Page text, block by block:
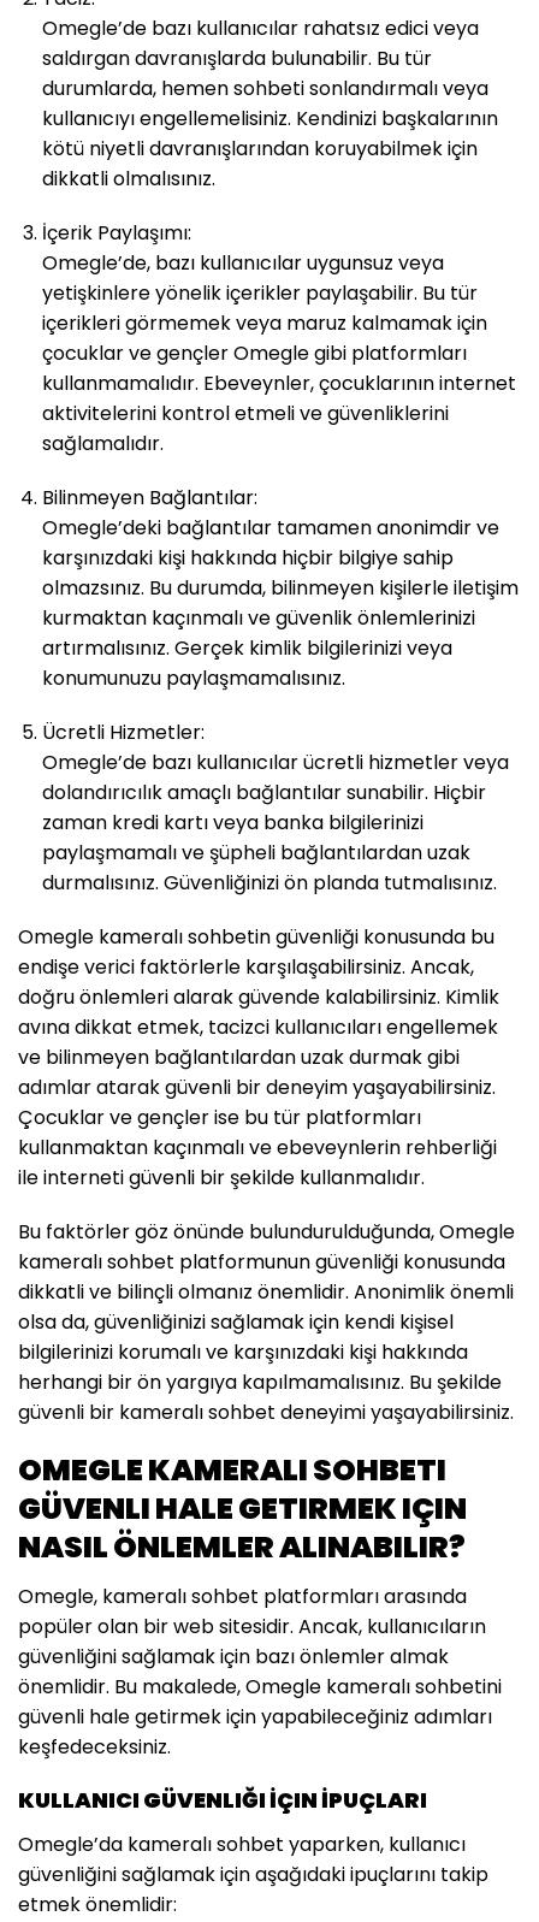
Omegle’de bazı kullanıcılar rahatsız edici veya
saldırgan davranışlarda bulunabilir. Bu tür
durumlarda, hemen sohbeti sonlandırmalı veya
kullanıcıyı engellemelisiniz. Kendinizi başkalarının
kötü niyetli davranışlarından koruyabilmek için
dikkatli olmalısınız.
İçerik Paylaşımı:
Omegle’de, bazı kullanıcılar uygunsuz veya
yetişkinlere yönelik içerikler paylaşabilir. Bu tür
içerikleri görmemek veya maruz kalmamak için
çocuklar ve gençler Omegle gibi platformları
kullanmamalıdır. Ebeveynler, çocuklarının internet
aktivitelerini kontrol etmeli ve güvenliklerini
sağlamalıdır.
Bilinmeyen Bağlantılar:
Omegle’deki bağlantılar tamamen anonimdir ve
karşınızdaki kişi hakkında hiçbir bilgiye sahip
olmazsınız. Bu durumda, bilinmeyen kişilerle iletişim
kurmaktan kaçınmalı ve güvenlik önlemlerinizi
artırmalısınız. Gerçek kimlik bilgilerinizi veya
konumunuzu paylaşmamalısınız.
Ücretli Hizmetler:
Omegle’de bazı kullanıcılar ücretli hizmetler veya
dolandırıcılık amaçlı bağlantılar sunabilir. Hiçbir
zaman kredi kartı veya banka bilgilerinizi
paylaşmamalı ve şüpheli bağlantılardan uzak
durmalısınız. Güvenliğinizi ön planda tutmalısınız.
Omegle kameralı sohbetin güvenliği konusunda bu
endişe verici faktörlerle karşılaşabilirsiniz. Ancak,
doğru önlemleri alarak güvende kalabilirsiniz. Kimlik
avına dikkat etmek, tacizci kullanıcıları engellemek
ve bilinmeyen bağlantılardan uzak durmak gibi
adımlar atarak güvenli bir deneyim yaşayabilirsiniz.
Çocuklar ve gençler ise bu tür platformları
kullanmaktan kaçınmalı ve ebeveynlerin rehberliği
ile interneti güvenli bir şekilde kullanmalıdır.
Bu faktörler göz önünde bulundurulduğunda, Omegle
kameralı sohbet platformunun güvenliği konusunda
dikkatli ve bilinçli olmanız önemlidir. Anonimlik önemli
olsa da, güvenliğinizi sağlamak için kendi kişisel
bilgilerinizi korumalı ve karşınızdaki kişi hakkında
herhangi bir ön yargıya kapılmamalısınız. Bu şekilde
güvenli bir kameralı sohbet deneyimi yaşayabilirsiniz.
OMEGLE KAMERALI SOHBETI
GÜVENLI HALE GETIRMEK IÇIN
NASIL ÖNLEMLER ALINABILIR?
Omegle, kameralı sohbet platformları arasında
popüler olan bir web sitesidir. Ancak, kullanıcıların
güvenliğini sağlamak için bazı önlemler almak
önemlidir. Bu makalede, Omegle kameralı sohbetini
güvenli hale getirmek için yapabileceğiniz adımları
keşfedeceksiniz.
KULLANICI GÜVENLIĞI İÇIN İPUÇLARI
Omegle’da kameralı sohbet yaparken, kullanıcı
güvenliğini sağlamak için aşağıdaki ipuçlarını takip
etmek önemlidir: